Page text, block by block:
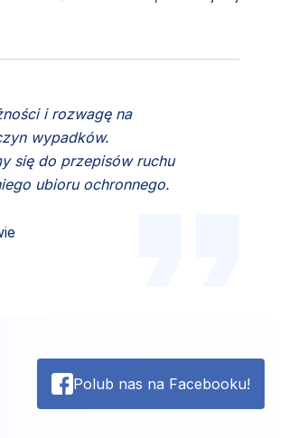
i rozwagę na
wypadków.
się do przepisów ruchu
ubioru ochronnego.
Polub nas na Facebooku!